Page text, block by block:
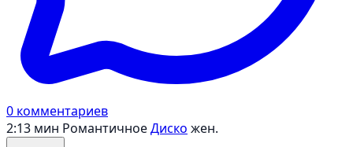
0 комментариев
2:13 мин РомантичноеДиско жен.